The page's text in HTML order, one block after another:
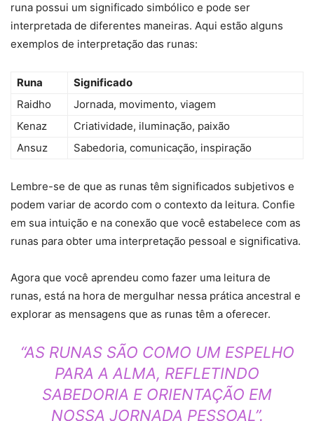
runa possui um significado simbólico e pode ser
interpretada de diferentes maneiras. Aqui estão alguns
exemplos de interpretação das runas:
Runa
Significado
Raidho
Jornada, movimento, viagem
Kenaz
Criatividade, iluminação, paixão
Ansuz
Sabedoria, comunicação, inspiração
Lembre-se de que as runas têm significados subjetivos e
podem variar de acordo com o contexto da leitura. Confie
em sua intuição e na conexão que você estabelece com as
runas para obter uma interpretação pessoal e significativa.
Agora que você aprendeu como fazer uma leitura de
runas, está na hora de mergulhar nessa prática ancestral e
explorar as mensagens que as runas têm a oferecer.
“AS RUNAS SÃO COMO UM ESPELHO
PARA A ALMA, REFLETINDO
SABEDORIA E ORIENTAÇÃO EM
NOSSA JORNADA PESSOAL”.